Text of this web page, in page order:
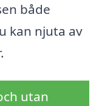
både
kan njuta av
utan